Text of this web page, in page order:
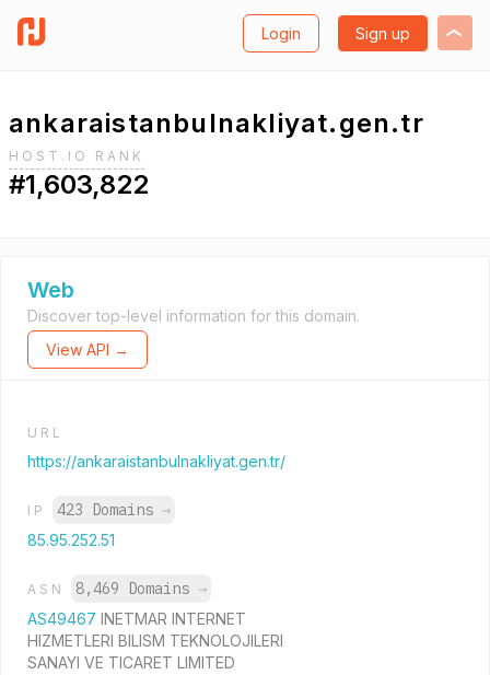
Login Sign up
ankaraistanbulnakliyat.gen.tr
HOST.IO RANK
#1,603,822
Web
Discover top-level information for this domain.
View API →
URL
https://ankaraistanbulnakliyat.gen.tr/
IP 423 Domains →
85.95.252.51
ASN 8,469 Domains →
AS49467 INETMAR INTERNET
HIZMETLERI BILISM TEKNOLOJILERI
SANAYI VE TICARET LIMITED